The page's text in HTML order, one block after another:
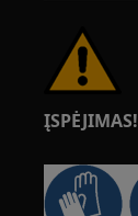
ĮSPĖJIMAS!